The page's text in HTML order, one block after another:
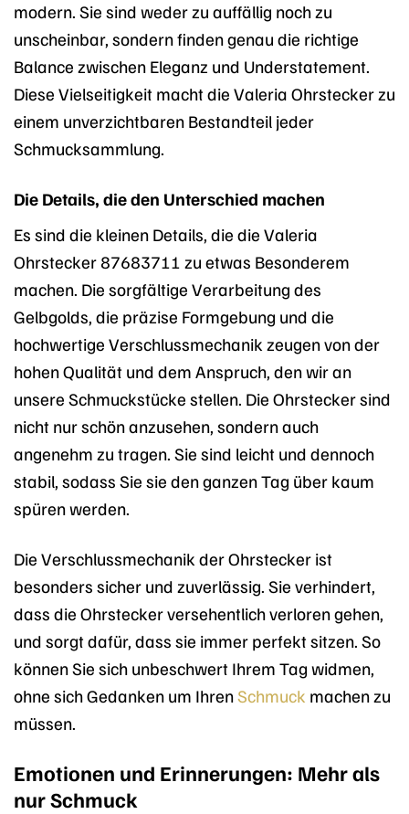
modern. Sie sind weder zu auffällig noch zu
unscheinbar, sondern finden genau die richtige
Balance zwischen Eleganz und Understatement.
Diese Vielseitigkeit macht die Valeria Ohrstecker zu
einem unverzichtbaren Bestandteil jeder
Schmucksammlung.
Die Details, die den Unterschied machen
Es sind die kleinen Details, die die Valeria
Ohrstecker 87683711 zu etwas Besonderem
machen. Die sorgfältige Verarbeitung des
Gelbgolds, die präzise Formgebung und die
hochwertige Verschlussmechanik zeugen von der
hohen Qualität und dem Anspruch, den wir an
unsere Schmuckstücke stellen. Die Ohrstecker sind
nicht nur schön anzusehen, sondern auch
angenehm zu tragen. Sie sind leicht und dennoch
stabil, sodass Sie sie den ganzen Tag über kaum
spüren werden.
Die Verschlussmechanik der Ohrstecker ist
besonders sicher und zuverlässig. Sie verhindert,
dass die Ohrstecker versehentlich verloren gehen,
und sorgt dafür, dass sie immer perfekt sitzen. So
können Sie sich unbeschwert Ihrem Tag widmen,
ohne sich Gedanken um IhrenSchmuck machen zu
müssen.
Emotionen und Erinnerungen: Mehr als
nur Schmuck